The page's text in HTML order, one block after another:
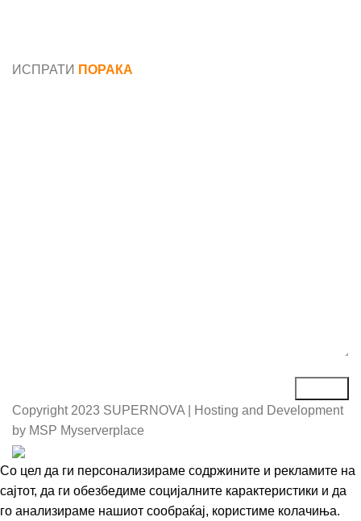
ИСПРАТИ ПОРАКА
Copyright 2023 SUPERNOVA | Hosting and Development
by MSP Myserverplace
Со цел да ги персонализираме содржините и рекламите на
сајтот, да ги обезбедиме социјалните карактеристики и да
го анализираме нашиот сообраќај, користиме колачиња.